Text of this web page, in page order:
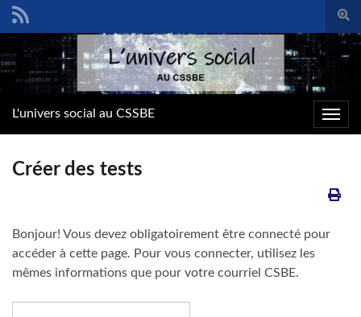
form
Search for:
L'univers social au CSSBE
Créer des tests
Bonjour! Vous devez obligatoirement être connecté pour
accéder à cette page. Pour vous connecter, utilisez les
mêmes informations que pour votre courriel CSBE.